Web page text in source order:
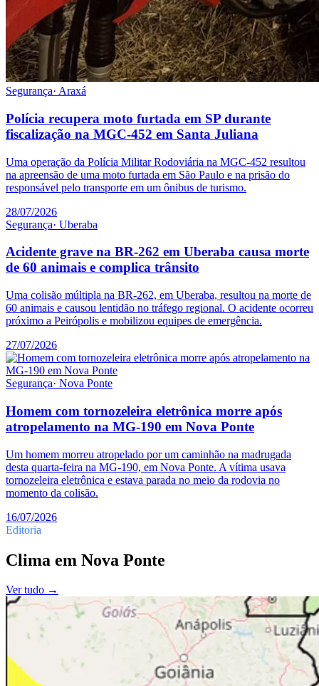
Segurança· Araxá
Polícia recupera moto furtada em SP durante
fiscalização na MGC-452 em Santa Juliana
Uma operação da Polícia Militar Rodoviária na MGC-452 resultou
na apreensão de uma moto furtada em São Paulo e na prisão do
responsável pelo transporte em um ônibus de turismo.
28/07/2026
Segurança· Uberaba
Acidente grave na BR-262 em Uberaba causa morte
de 60 animais e complica trânsito
Uma colisão múltipla na BR-262, em Uberaba, resultou na morte de
60 animais e causou lentidão no tráfego regional. O acidente ocorreu
próximo a Peirópolis e mobilizou equipes de emergência.
27/07/2026
Segurança· Nova Ponte
Homem com tornozeleira eletrônica morre após
atropelamento na MG-190 em Nova Ponte
Um homem morreu atropelado por um caminhão na madrugada
desta quarta-feira na MG-190, em Nova Ponte. A vítima usava
tornozeleira eletrônica e estava parada no meio da rodovia no
momento da colisão.
16/07/2026
Editoria
Clima em Nova Ponte
Ver tudo →